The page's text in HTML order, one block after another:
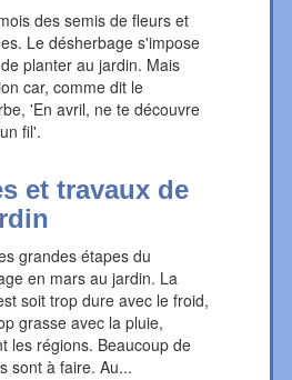
des semis de fleurs et
Le désherbage s'impose
planter au jardin. Mais
car, comme dit le
'En avril, ne te découvre
fil'.
et travaux de
grandes étapes du
en mars au jardin. La
soit trop dure avec le froid,
grasse avec la pluie,
les régions. Beaucoup de
sont à faire. Au...